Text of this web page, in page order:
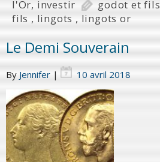
l'Or, investir godot et fils
fils , lingots , lingots or
Le Demi Souverain
By Jennifer | 10 avril 2018